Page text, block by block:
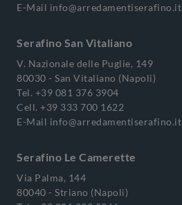
E-Mail info@arredamentiserafino.it
Serafino San Vitaliano
V. Nazionale delle Puglie, 149
80030 - San Vitaliano (Napoli)
Tel. +39 081 376 3904
Cell. +39 333 700 1622
E-Mail info@arredamentiserafino.it
Serafino Le Camerette
Via Palma, 144
80040 - Striano (Napoli)